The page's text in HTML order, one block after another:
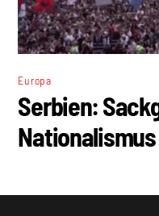
Europa
Serbien:
Nationalismus